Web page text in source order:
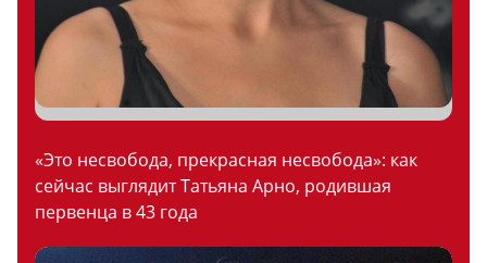
«Это несвобода, прекрасная несвобода»: как
сейчас выглядит Татьяна Арно, родившая
первенца в 43 года